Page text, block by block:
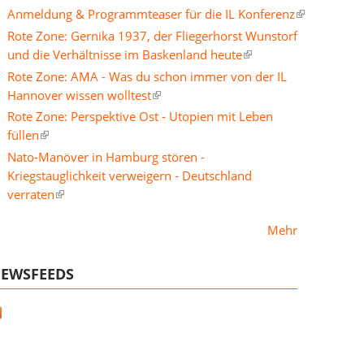
Anmeldung & Programmteaser für die IL Konferenz
Rote Zone: Gernika 1937, der Fliegerhorst Wunstorf
und die Verhältnisse im Baskenland heute
Rote Zone: AMA - Was du schon immer von der IL
Hannover wissen wolltest
Rote Zone: Perspektive Ost - Utopien mit Leben
füllen
Nato-Manöver in Hamburg stören -
Kriegstauglichkeit verweigern - Deutschland
verraten
Mehr